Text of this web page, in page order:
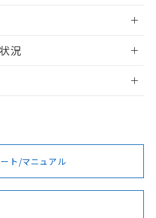
。
ン/会員登録
いただく前に、以下を必ずお読
況
例
凡例
承認
ェー
BV型式承認
（フランス
KR型式
（韓国
ト/マニュアル
品への在庫切替を完了
特段のことがない限
日より割愛しておりま